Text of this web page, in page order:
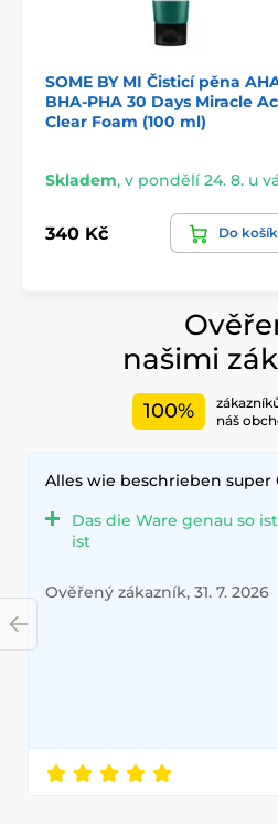
SOME BY MI Čisticí pěna
BHA-PHA 30 Days Miracle
Clear Foam (100 ml)
Skladem, v pondělí 24. 8. u
340 Kč Do
našimi
100%
náš
Alles wie beschrieben super
Das die Ware genau so
ist
Ověřený zákazník, 31. 7. 2026